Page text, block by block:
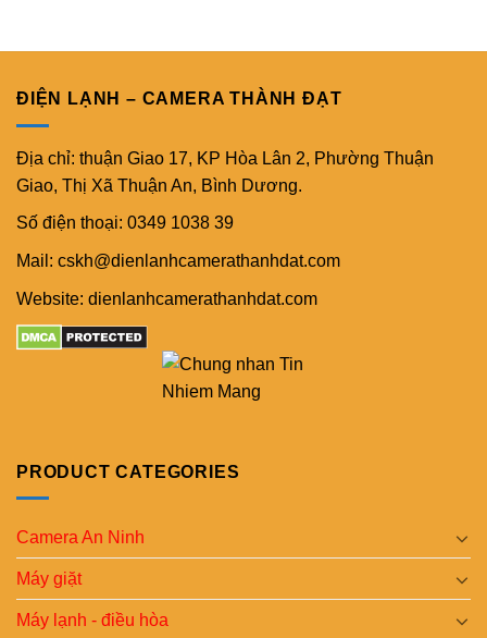
ĐIỆN LẠNH – CAMERA THÀNH ĐẠT
Địa chỉ: thuận Giao 17, KP Hòa Lân 2, Phường Thuận
Giao, Thị Xã Thuận An, Bình Dương.
Số điện thoại: 0349 1038 39
Mail: cskh@dienlanhcamerathanhdat.com
Website: dienlanhcamerathanhdat.com
PRODUCT CATEGORIES
Camera An Ninh
Máy giặt
Máy lạnh - điều hòa